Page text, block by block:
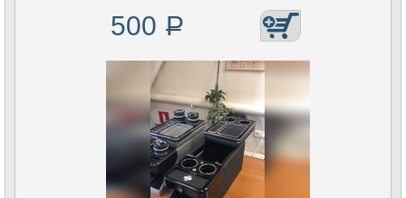
500 Р